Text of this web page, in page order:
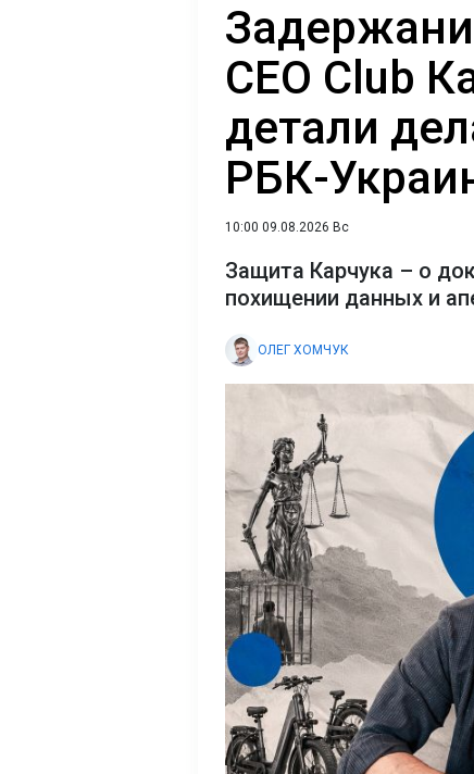
CEO Club
детали
РБК-
10:00 09.08.2026 Вс
Защита Карчука – о
похищении данных и
ОЛЕГ ХОМЧУК